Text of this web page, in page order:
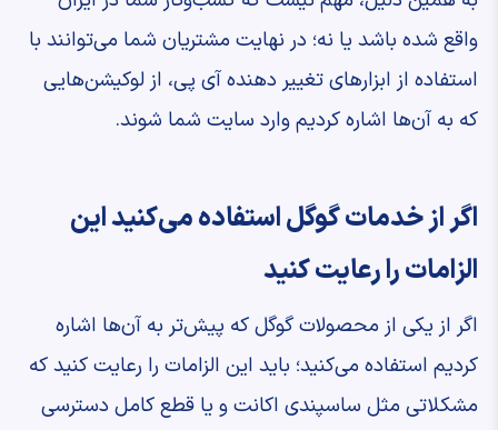
واقع شده باشد یا نه؛ در نهایت مشتریان شما می‌توانند با
استفاده از ابزارهای تغییر دهنده آی پی، از لوکیشن‌هایی
که به آن‌ها اشاره کردیم وارد سایت شما شوند.
اگر از خدمات گوگل استفاده می‌کنید این
الزامات را رعایت کنید
اگر از یکی از محصولات گوگل که پیش‌تر به آن‌ها اشاره
کردیم استفاده می‌کنید؛ باید این الزامات را رعایت کنید که
مشکلاتی مثل ساسپندی اکانت و یا قطع کامل دسترسی